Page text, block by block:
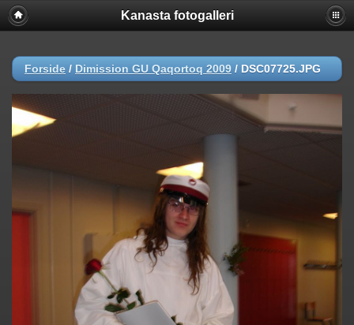
Kanasta fotogalleri
Forside / Dimission GU Qaqortoq 2009 / DSC07725.JPG